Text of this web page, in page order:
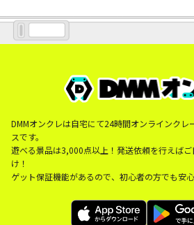
DMMオンクレは自宅にて24時間オンラインクレ
スです。
遊べる景品は3,000点以上！発送依頼を行えば
け！
ゲット保証機能があるので、初心者の方でも安心